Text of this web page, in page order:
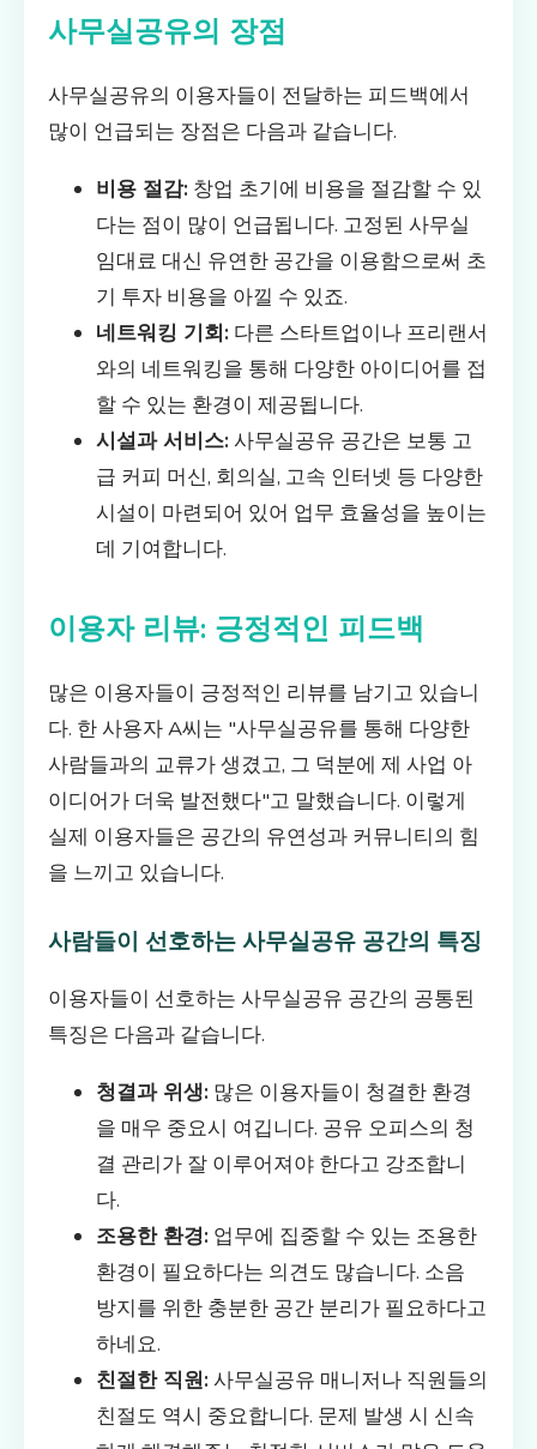
사무실공유의 장점
사무실공유의 이용자들이 전달하는 피드백에서
많이 언급되는 장점은 다음과 같습니다.
비용 절감: 창업 초기에 비용을 절감할 수 있
다는 점이 많이 언급됩니다. 고정된 사무실
임대료 대신 유연한 공간을 이용함으로써 초
기 투자 비용을 아낄 수 있죠.
네트워킹 기회: 다른 스타트업이나 프리랜서
와의 네트워킹을 통해 다양한 아이디어를 접
할 수 있는 환경이 제공됩니다.
시설과 서비스: 사무실공유 공간은 보통 고
급 커피 머신, 회의실, 고속 인터넷 등 다양한
시설이 마련되어 있어 업무 효율성을 높이는
데 기여합니다.
이용자 리뷰: 긍정적인 피드백
많은 이용자들이 긍정적인 리뷰를 남기고 있습니
다. 한 사용자 A씨는 "사무실공유를 통해 다양한
사람들과의 교류가 생겼고, 그 덕분에 제 사업 아
이디어가 더욱 발전했다"고 말했습니다. 이렇게
실제 이용자들은 공간의 유연성과 커뮤니티의 힘
을 느끼고 있습니다.
사람들이 선호하는 사무실공유 공간의 특징
이용자들이 선호하는 사무실공유 공간의 공통된
특징은 다음과 같습니다.
청결과 위생: 많은 이용자들이 청결한 환경
을 매우 중요시 여깁니다. 공유 오피스의 청
결 관리가 잘 이루어져야 한다고 강조합니
다.
조용한 환경: 업무에 집중할 수 있는 조용한
환경이 필요하다는 의견도 많습니다. 소음
방지를 위한 충분한 공간 분리가 필요하다고
하네요.
친절한 직원: 사무실공유 매니저나 직원들의
친절도 역시 중요합니다. 문제 발생 시 신속